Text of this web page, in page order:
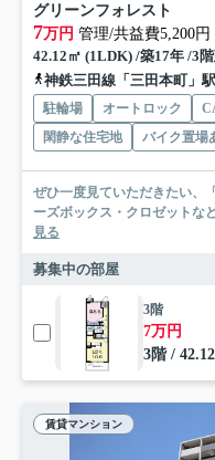
グリーンフォレスト
7万円 管理/共益費5,200円
42.12㎡ (1LDK) /築17年 /3
神鉄三田線「三田本町」
駐輪場 オートロック
閑静な住宅地
バイク置場
ぜひ一度見ていただきたい、
ーズボックス・クロゼットな
見る
募集中の部屋
3階
7万円
3階 /
賃貸マンション